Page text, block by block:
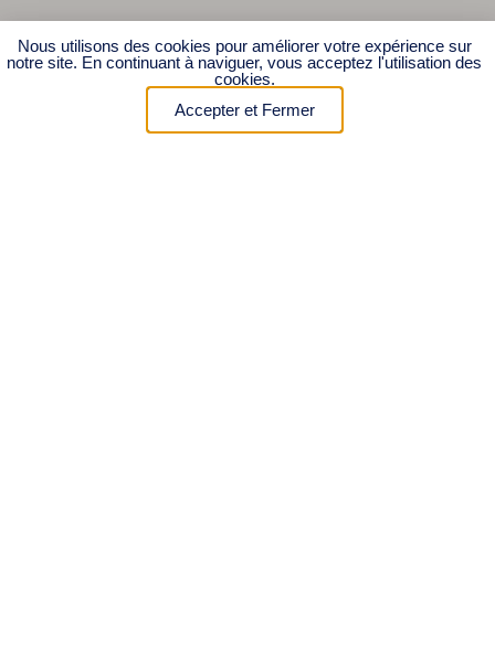
Accepter et Fermer
Nous utilisons des cookies pour améliorer votre expérience sur
notre site. En continuant à naviguer, vous acceptez l'utilisation des
cookies.